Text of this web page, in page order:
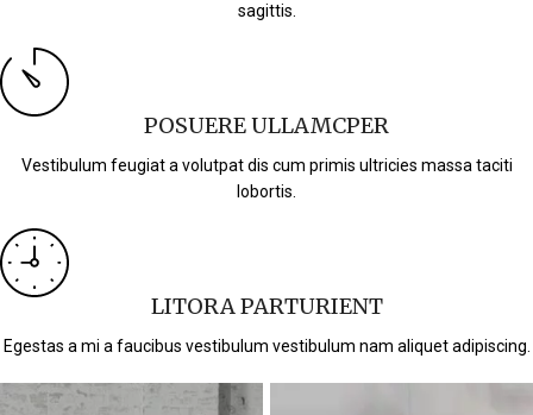
sagittis.
POSUERE ULLAMCPER
Vestibulum feugiat a volutpat dis cum primis ultricies massa taciti
lobortis.
LITORA PARTURIENT
Egestas a mi a faucibus vestibulum vestibulum nam aliquet adipiscing.